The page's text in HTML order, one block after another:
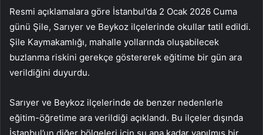
Resmi açıklamalara göre İstanbul’da 2 Ocak 2026 Cuma
günü Şile, Sarıyer ve Beykoz ilçelerinde okullar tatil edildi.
Şile Kaymakamlığı, mahalle yollarında oluşabilecek
buzlanma riskini gerekçe göstererek eğitime bir gün ara
verildiğini duyurdu.
Sarıyer ve Beykoz ilçelerinde de benzer nedenlerle
eğitim-öğretime ara verildiği açıklandı. Bu ilçeler dışında